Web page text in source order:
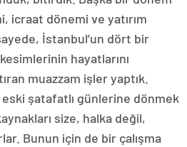
icraat dönemi ve yatırım
İstanbul’un dört bir
hayatlarını
muazzam işler yaptık.
şatafatlı günlerine dönmek
size, halka değil,
Bunun için de bir çalışma